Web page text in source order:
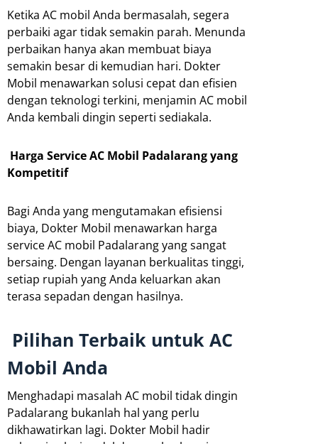
Ketika AC mobil Anda bermasalah, segera
perbaiki agar tidak semakin parah. Menunda
perbaikan hanya akan membuat biaya
semakin besar di kemudian hari. Dokter
Mobil menawarkan solusi cepat dan efisien
dengan teknologi terkini, menjamin AC mobil
Anda kembali dingin seperti sediakala.
Harga Service AC Mobil Padalarang yang
Kompetitif
Bagi Anda yang mengutamakan efisiensi
biaya, Dokter Mobil menawarkan harga
service AC mobil Padalarang yang sangat
bersaing. Dengan layanan berkualitas tinggi,
setiap rupiah yang Anda keluarkan akan
terasa sepadan dengan hasilnya.
Pilihan Terbaik untuk AC
Mobil Anda
Menghadapi masalah AC mobil tidak dingin
Padalarang bukanlah hal yang perlu
dikhawatirkan lagi. Dokter Mobil hadir